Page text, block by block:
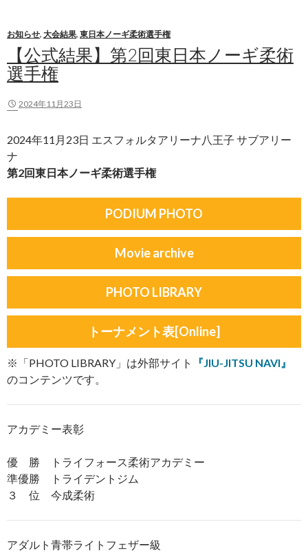
お知らせ, 大会結果, 東日本ノーギ柔術選手権
【公式結果】第2回東日本ノーギ柔術
選手権
2024年11月23日
2024年11月23日 エスフォルタアリーナ八王子 サブアリー
ナ
第2回東日本ノーギ柔術選手権
PODIUM PHOTO
Movie archive
PHOTO LIBRARY
トーナメント表[Online]
※「PHOTO LIBRARY」は外部サイト
『JIU-JITSU NAVI』
のコンテンツです。
アカデミー表彰
優 勝 トライフォース柔術アカデミー
準優勝 トライデントジム
３ 位 今成柔術
アダルト青帯ライトフェザー級